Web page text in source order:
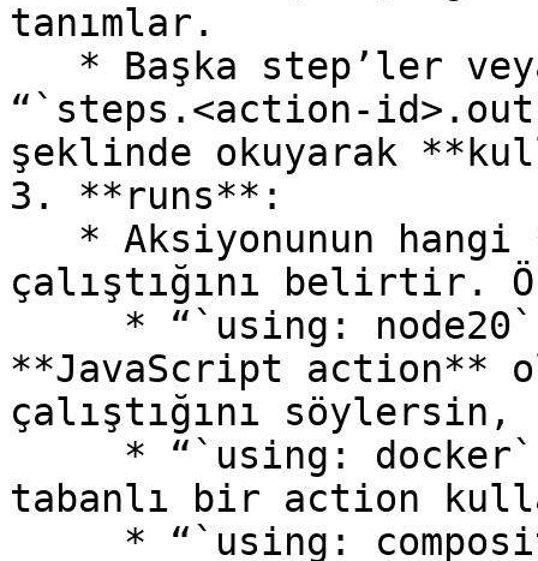
tanımlar.
“`steps.<action-
şeklinde okuyarak
3. **runs**:
çalıştığını belirtir.
**JavaScript action**
çalıştığını söylersin,
tabanlı bir action